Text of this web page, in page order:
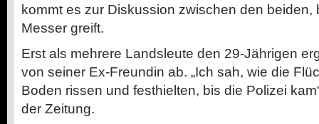
kommt es zur Diskussion zwischen den beiden,
Messer greift.
Erst als mehrere Landsleute den 29-Jährigen
von seiner Ex-Freundin ab. „Ich sah, wie die
Boden rissen und festhielten, bis die Polizei
der Zeitung.